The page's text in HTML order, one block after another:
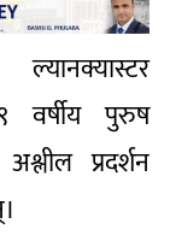
वर्षीय पुरुष
प्रदर्शन